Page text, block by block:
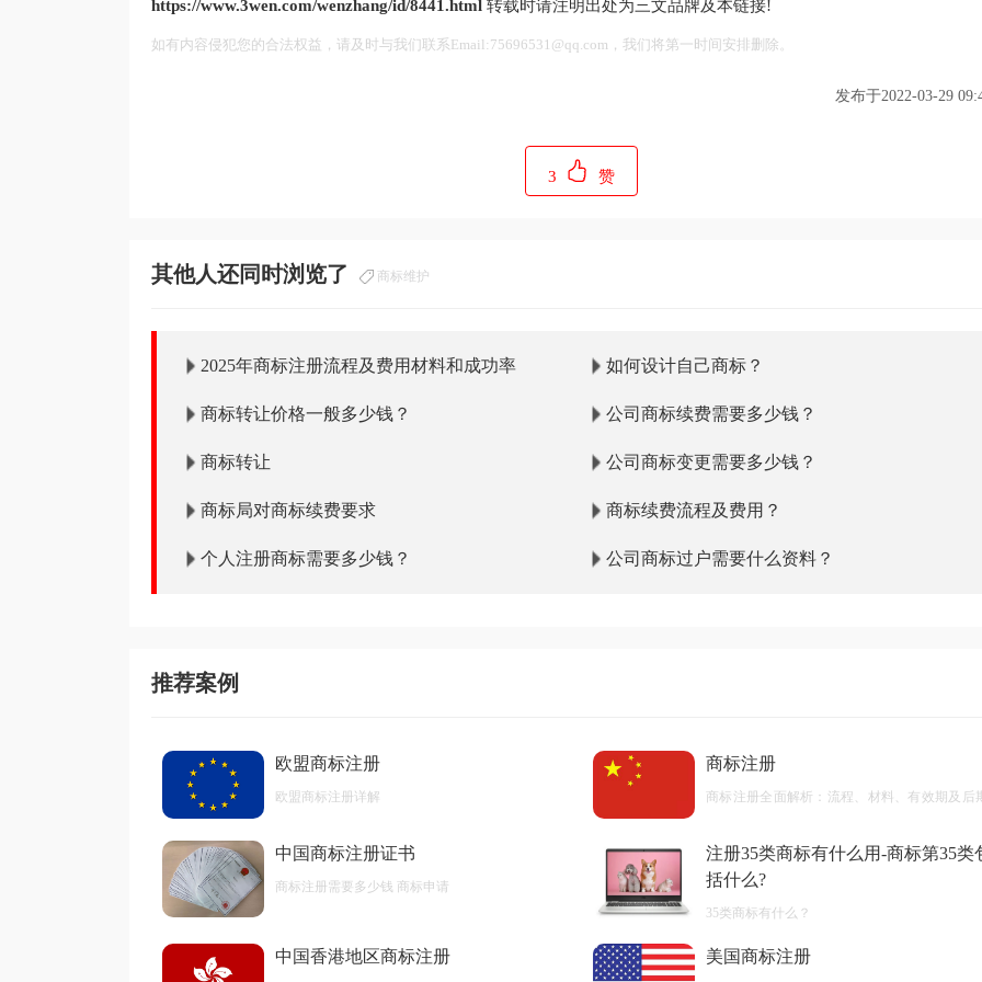
https://www.3wen.com/wenzhang/id/8441.html 转载时请注明出处为三文品牌及本链接!
如有内容侵犯您的合法权益，请及时与我们联系Email:75696531@qq.com，我们将第一时间安排删除。
发布于2022-03-29
3 赞
其他人还同时浏览了 商标维护
2025年商标注册流程及费用材料和成功率 如何设计自己商标？
商标转让价格一般多少钱？ 公司商标续费需要多少钱？
商标转让 公司商标变更需要多少钱？
商标局对商标续费要求 商标续费流程及费用？
个人注册商标需要多少钱？ 公司商标过户需要什么资料？
推荐案例
欧盟商标注册
欧盟商标注册详解
商标注册
商标注册全面解析：流程、材料、有效期及后
中国商标注册证书
商标注册需要多少钱 商标申请
注册35类商标有什么用-商标第35类
括什么?
35类商标有什么？
中国香港地区商标注册 美国商标注册